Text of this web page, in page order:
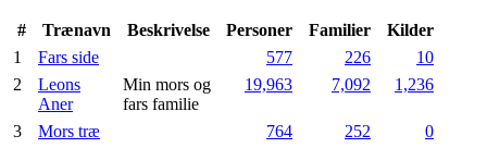
# Trænavn Beskrivelse Personer Familier
Kilder
1
Fars side 577 226
10
2
Leons
Aner
Min mors og
fars familie
19,963 7,092 1,236
3 Mors træ 764 252
0